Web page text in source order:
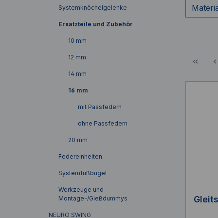
Systemknöchelgelenke
Ersatzteile und Zubehör
10 mm
12 mm
14 mm
16 mm
mit Passfedern
ohne Passfedern
20 mm
Federeinheiten
Systemfußbügel
Werkzeuge und
Montage-/Gießdummys
NEURO SWING